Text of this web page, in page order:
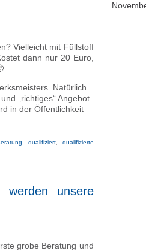
Vielleicht mit Füllstoff
dann nur 20 Euro,
Natürlich
„richtiges“ Angebot
in der Öffentlichkeit
,qualifiziert
qualifizierte
werden unsere
grobe Beratung und